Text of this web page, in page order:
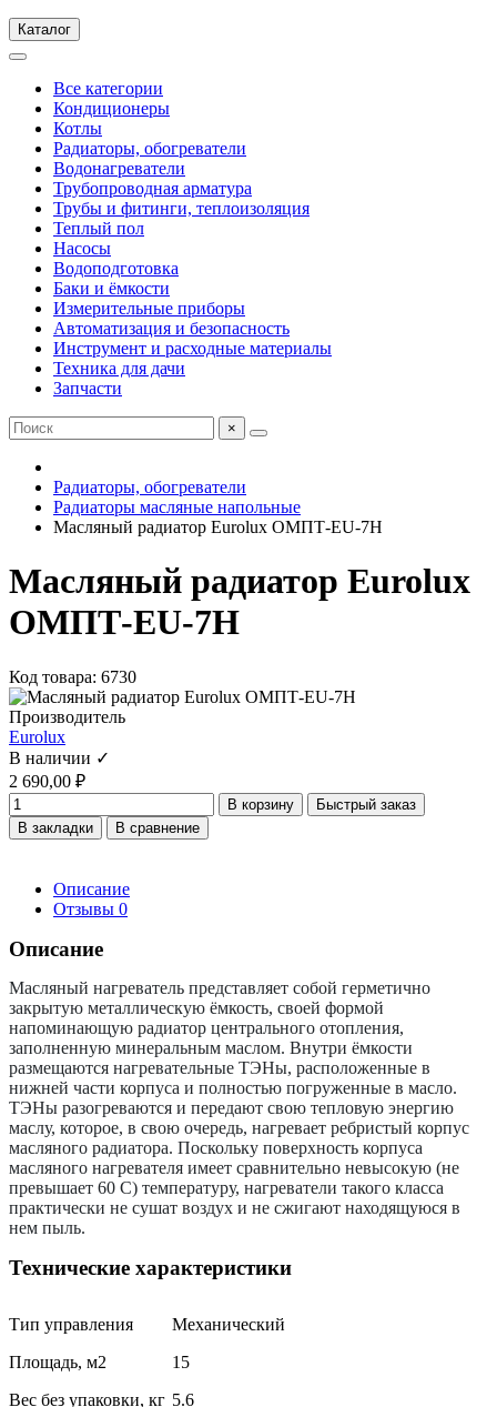
Каталог
Все категории
Кондиционеры
Котлы
Радиаторы, обогреватели
Водонагреватели
Трубопроводная арматура
Трубы и фитинги, теплоизоляция
Теплый пол
Насосы
Водоподготовка
Баки и ёмкости
Измерительные приборы
Автоматизация и безопасность
Инструмент и расходные материалы
Техника для дачи
Запчасти
×
Радиаторы, обогреватели
Радиаторы масляные напольные
Масляный радиатор Eurolux ОМПТ-EU-7Н
Масляный радиатор Eurolux
ОМПТ-EU-7Н
Код товара: 6730
Производитель
Eurolux
В наличии ✓
2 690,00 ₽
В корзину
Быстрый заказ
В закладки
В сравнение
Описание
Отзывы 0
Описание
Масляный нагреватель представляет собой герметично
закрытую металлическую ёмкость, своей формой
напоминающую радиатор центрального отопления,
заполненную минеральным маслом. Внутри ёмкости
размещаются нагревательные ТЭНы, расположенные в
нижней части корпуса и полностью погруженные в масло.
ТЭНы разогреваются и передают свою тепловую энергию
маслу, которое, в свою очередь, нагревает ребристый корпус
масляного радиатора. Поскольку поверхность корпуса
масляного нагревателя имеет сравнительно невысокую (не
превышает 60 С) температуру, нагреватели такого класса
практически не сушат воздух и не сжигают находящуюся в
нем пыль.
Технические характеристики
Тип управления
Механический
Площадь, м2
15
Вес без упаковки, кг 5.6